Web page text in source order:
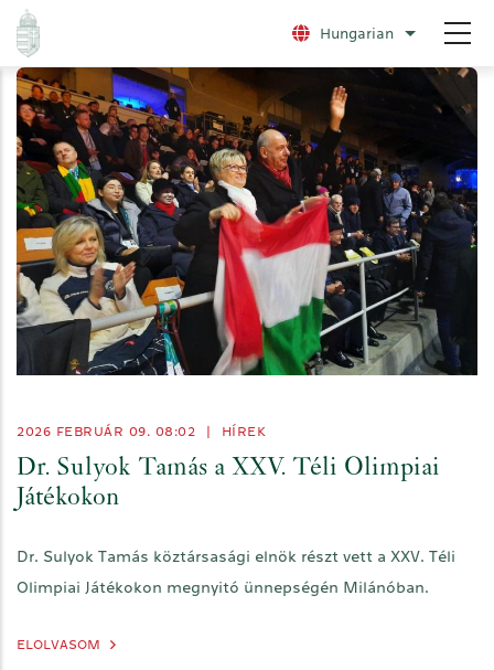
Ugrás
tartalomra
Hungarian További
2026 FEBRUÁR 09. 08:02 HÍREK
Dr. Sulyok Tamás a XXV. Téli Olimpiai
Játékokon
Dr. Sulyok Tamás köztársasági elnök részt vett a XXV. Téli
Olimpiai Játékokon megnyitó ünnepségén Milánóban.
ELOLVASOM